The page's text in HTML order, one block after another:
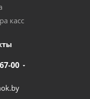
касс
00